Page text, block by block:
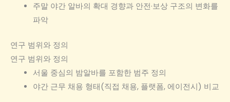
주말 야간 알바의 확대 경향과 안전·보상 구조의 변화를
파악
연구 범위와 정의
연구 범위와 정의
서울 중심의 밤알바를 포함한 범주 정의
야간 근무 채용 형태(직접 채용, 플랫폼, 에이전시) 비교